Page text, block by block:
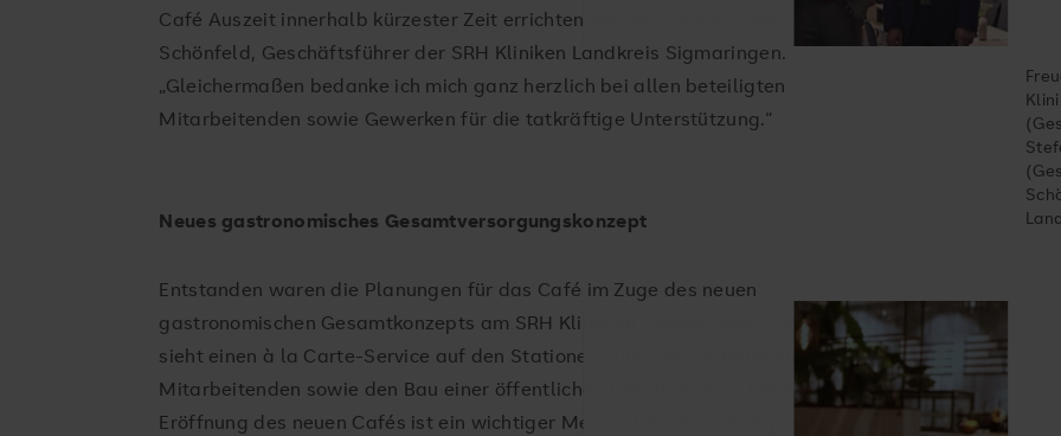
Café Auszeit innerhalb kürzester Zeit errichten konnten“, erklärt Sven
Schönfeld, Geschäftsführer der SRH Kliniken Landkreis Sigmaringen.
„Gleichermaßen bedanke ich mich ganz herzlich bei allen beteiligten
Mitarbeitenden sowie Gewerken für die tatkräftige Unterstützung.“
Neues gastronomisches Gesamtversorgungskonzept
Entstanden waren die Planungen für das Café im Zuge des neuen
gastronomischen Gesamtkonzepts am SRH Klinikum Sigmaringen. Dieses
sieht einen à la Carte-Service auf den Stationen, eine 24/7-Kantine für die
Mitarbeitenden sowie den Bau einer öffentlichen Cafeteria vor. „Mit der
Eröffnung des neuen Cafés ist ein wichtiger Meilenstein eines adäquaten